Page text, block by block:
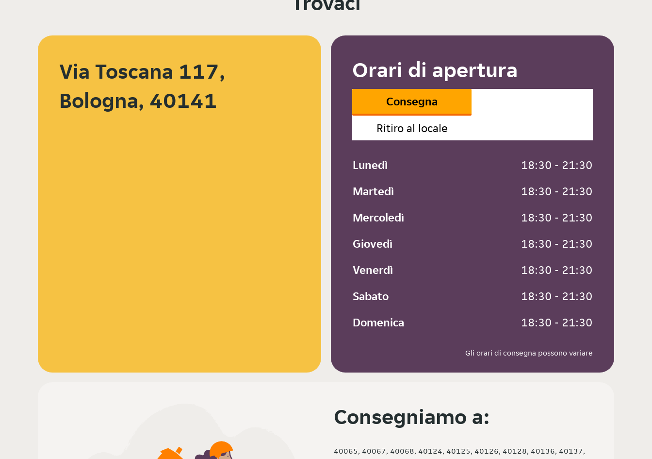
Via Toscana 117,
Bologna, 40141
Orari di apertura
Consegna
Ritiro al locale
Lunedì
18:30 - 21:30
Martedì
18:30 - 21:30
Mercoledì
18:30 - 21:30
Giovedì
18:30 - 21:30
Venerdì
18:30 - 21:30
Sabato
18:30 - 21:30
Domenica
18:30 - 21:30
Gli orari di consegna possono variare
Consegniamo a:
40065, 40067, 40068, 40124, 40125, 40126, 40128, 40136, 40137,